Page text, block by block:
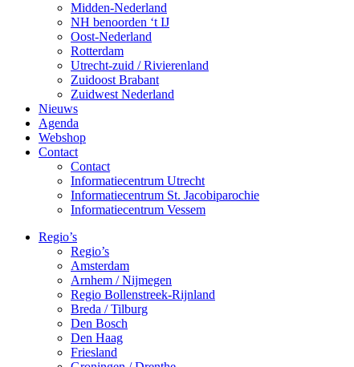
Midden-Nederland
NH benoorden ‘t IJ
Oost-Nederland
Rotterdam
Utrecht-zuid / Rivierenland
Zuidoost Brabant
Zuidwest Nederland
Nieuws
Agenda
Webshop
Contact
Contact
Informatiecentrum Utrecht
Informatiecentrum St. Jacobiparochie
Informatiecentrum Vessem
Regio’s
Regio’s
Amsterdam
Arnhem / Nijmegen
Regio Bollenstreek-Rijnland
Breda / Tilburg
Den Bosch
Den Haag
Friesland